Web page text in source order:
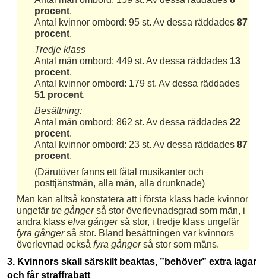
procent.
Antal kvinnor ombord: 95 st. Av dessa räddades 87
procent.
Tredje klass
Antal män ombord: 449 st. Av dessa räddades 13
procent.
Antal kvinnor ombord: 179 st. Av dessa räddades
51 procent.
Besättning:
Antal män ombord: 862 st. Av dessa räddades 22
procent.
Antal kvinnor ombord: 23 st. Av dessa räddades 87
procent.
(Därutöver fanns ett fåtal musikanter och
posttjänstmän, alla män, alla drunknade)
Man kan alltså konstatera att i första klass hade kvinnor
ungefär tre gångerså stor överlevnadsgrad som män, i
andra klass elva gångerså stor, i tredje klass ungefär
fyra gångerså stor. Bland besättningen var kvinnors
överlevnad också fyra gångerså stor som mäns.
3. Kvinnors skall särskilt beaktas, ”behöver” extra lagar
och får straffrabatt